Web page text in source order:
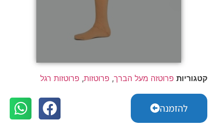
קטגוריות פרוטזה מעל הברך, פרוטזות, פרוטזות רגל
להזמנה